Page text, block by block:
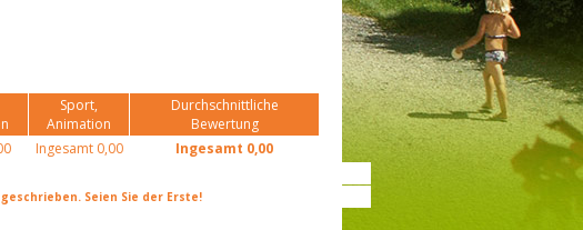
Sport,
Animation
Durchschnittliche
Bewertung
Ingesamt0,00 Ingesamt 0,00
Seien Sie der Erste!